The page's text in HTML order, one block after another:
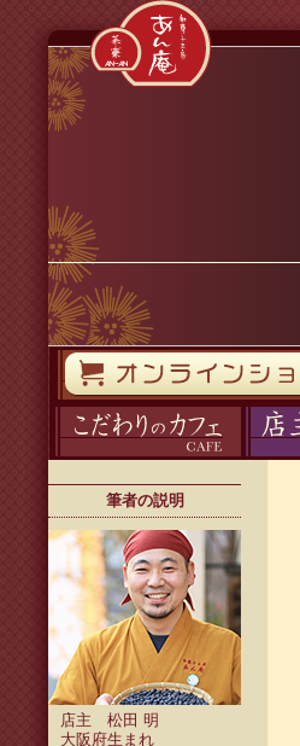
筆者の説明
店主 松田 明
大阪府生まれ